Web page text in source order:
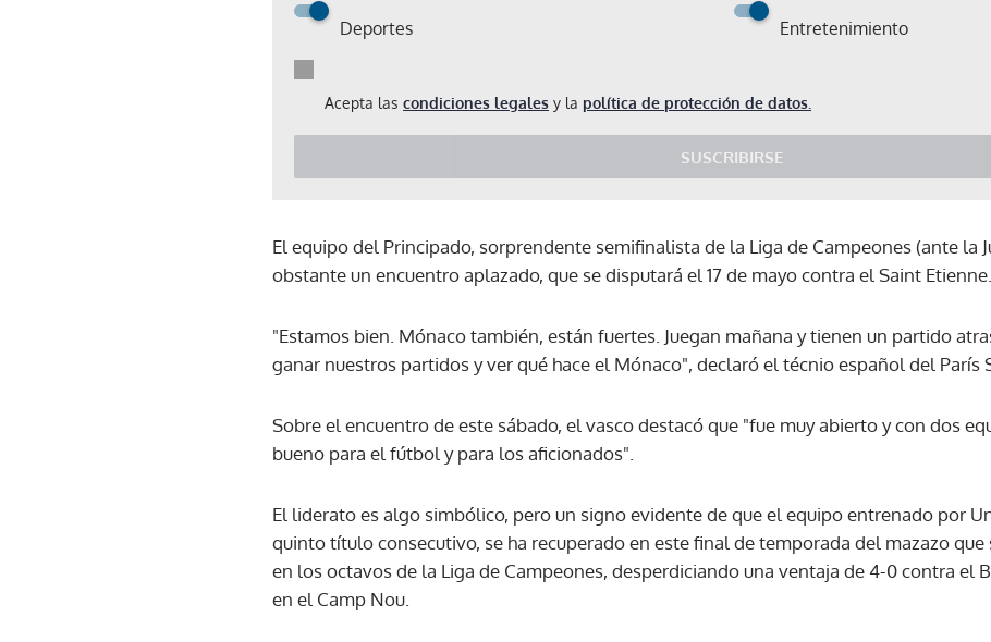
Deportes Entretenimiento
Acepta las condiciones legales y la política de protección de datos.
SUSCRIBIRSE
Gracias por suscribirte a nuestro boletín.
ACEPTAR
El equipo del Principado, sorprendente semifinalista de la Liga de Campeones (ante la
obstante un encuentro aplazado, que se disputará el 17 de mayo contra el Saint Etienne.
"Estamos bien. Mónaco también, están fuertes. Juegan mañana y tienen un partido
ganar nuestros partidos y ver qué hace el Mónaco", declaró el técnio español del París
Sobre el encuentro de este sábado, el vasco destacó que "fue muy abierto y con dos
bueno para el fútbol y para los aficionados".
El liderato es algo simbólico, pero un signo evidente de que el equipo entrenado por
quinto título consecutivo, se ha recuperado en este final de temporada del mazazo
en los octavos de la Liga de Campeones, desperdiciando una ventaja de 4-0 contra el
en el Camp Nou.